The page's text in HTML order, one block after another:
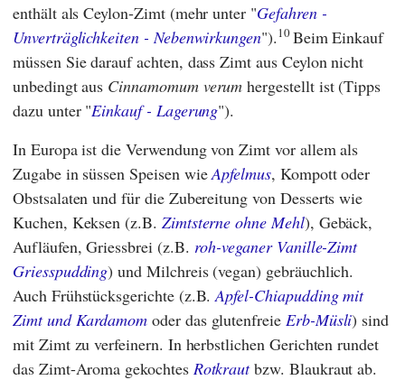
enthält als Ceylon-Zimt (mehr unter "Gefahren -
Unverträglichkeiten - Nebenwirkungen").10Beim Einkauf
müssen Sie darauf achten, dass Zimt aus Ceylon nicht
unbedingt aus Cinnamomum verumhergestellt ist (Tipps
dazu unter "Einkauf - Lagerung").
In Europa ist die Verwendung von Zimt vor allem als
Zugabe in süssen Speisen wieApfelmus, Kompott oder
Obstsalaten und für die Zubereitung von Desserts wie
Kuchen, Keksen (z.B. Zimtsterne ohne Mehl), Gebäck,
Aufläufen, Griessbrei (z.B. roh-veganer Vanille-Zimt
Griesspudding) und Milchreis (vegan) gebräuchlich.
Auch Frühstücksgerichte (z.B.Apfel-Chiapudding mit
Zimt und Kardamom oder das glutenfreie Erb-Müsli) sind
mit Zimt zu verfeinern. In herbstlichen Gerichten rundet
das Zimt-Aroma gekochtes Rotkrautbzw. Blaukraut ab.